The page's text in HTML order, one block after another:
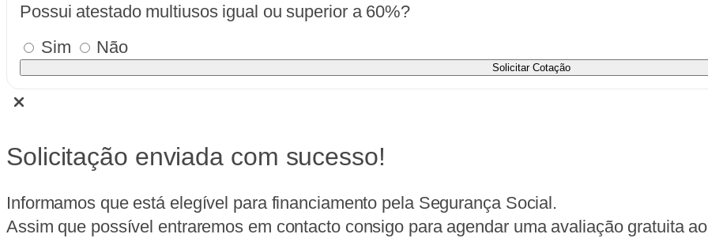
Possui atestado multiusos igual ou superior a 60%?
Sim
Não
Solicitar Cotação
Solicitação enviada com sucesso!
Informamos que está elegível para financiamento pela Segurança Social.
Assim que possível entraremos em contacto consigo para agendar uma avaliação gratuita